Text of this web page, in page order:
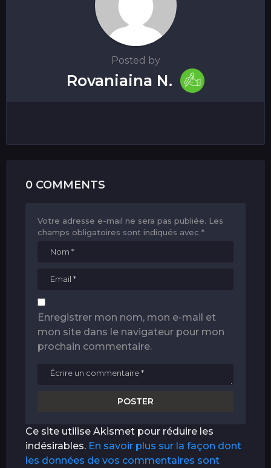
Posted by
Rovaniaina N.
0 COMMENTS
Votre adresse e-mail ne sera pas publiée. Les
champs obligatoires sont indiqués avec *
Enregistrer mon nom, mon e-mail et
mon site dans le navigateur pour mon
prochain commentaire.
Ce site utilise Akismet pour réduire les
indésirables. En savoir plus sur la façon dont
les données de vos commentaires sont